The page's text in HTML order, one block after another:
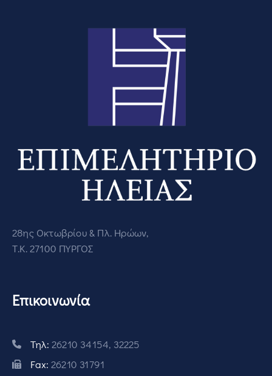
28ης Οκτωβρίου & Πλ. Ηρώων,
Τ.Κ. 27100 ΠΥΡΓΟΣ
Επικοινωνία
Τηλ: 26210 34154, 32225
Fax: 26210 31791